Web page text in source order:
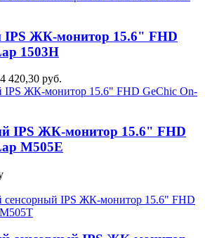
IPS ЖК-монитор 15.6" FHD
1503H
420,30 руб.
IPS ЖК-монитор 15.6" FHD
M505E